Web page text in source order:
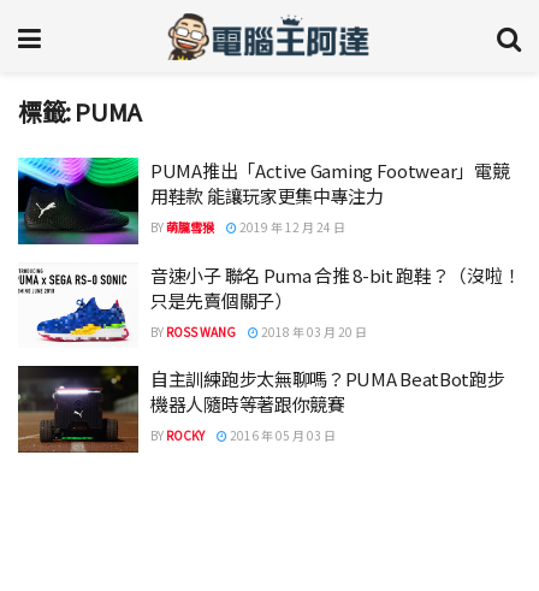
標籤:PUMA
PUMA推出「Active Gaming Footwear」電競
用鞋款 能讓玩家更集中專注力
BY萌朧雪猴 2019 年 12 月 24 日
音速小子 聯名 Puma 合推 8-bit 跑鞋？（沒啦！
只是先賣個關子）
BY ROSS WANG 2018 年 03 月 20 日
自主訓練跑步太無聊嗎？PUMA BeatBot跑步
機器人隨時等著跟你競賽
BY ROCKY 2016 年 05 月 03 日